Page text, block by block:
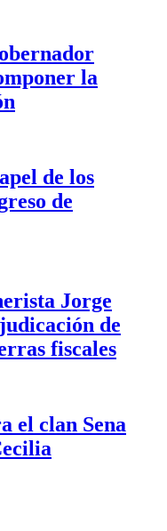
la
de los
de
Jorge
de
fiscales
el clan Sena